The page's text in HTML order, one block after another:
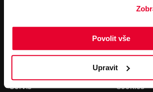
Povolit vše
Upravit
Louda
Novinky
Kariéra
Servis
Důležité
Cookies